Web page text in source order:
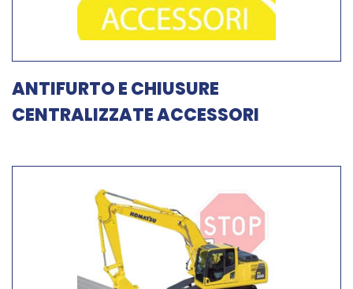
ANTIFURTO E CHIUSURE
CENTRALIZZATE ACCESSORI